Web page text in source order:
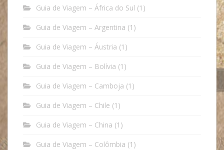
Guia de Viagem – África do Sul (1)
Guia de Viagem – Argentina (1)
Guia de Viagem – Áustria (1)
Guia de Viagem – Bolívia (1)
Guia de Viagem – Camboja (1)
Guia de Viagem – Chile (1)
Guia de Viagem – China (1)
Guia de Viagem – Colômbia (1)